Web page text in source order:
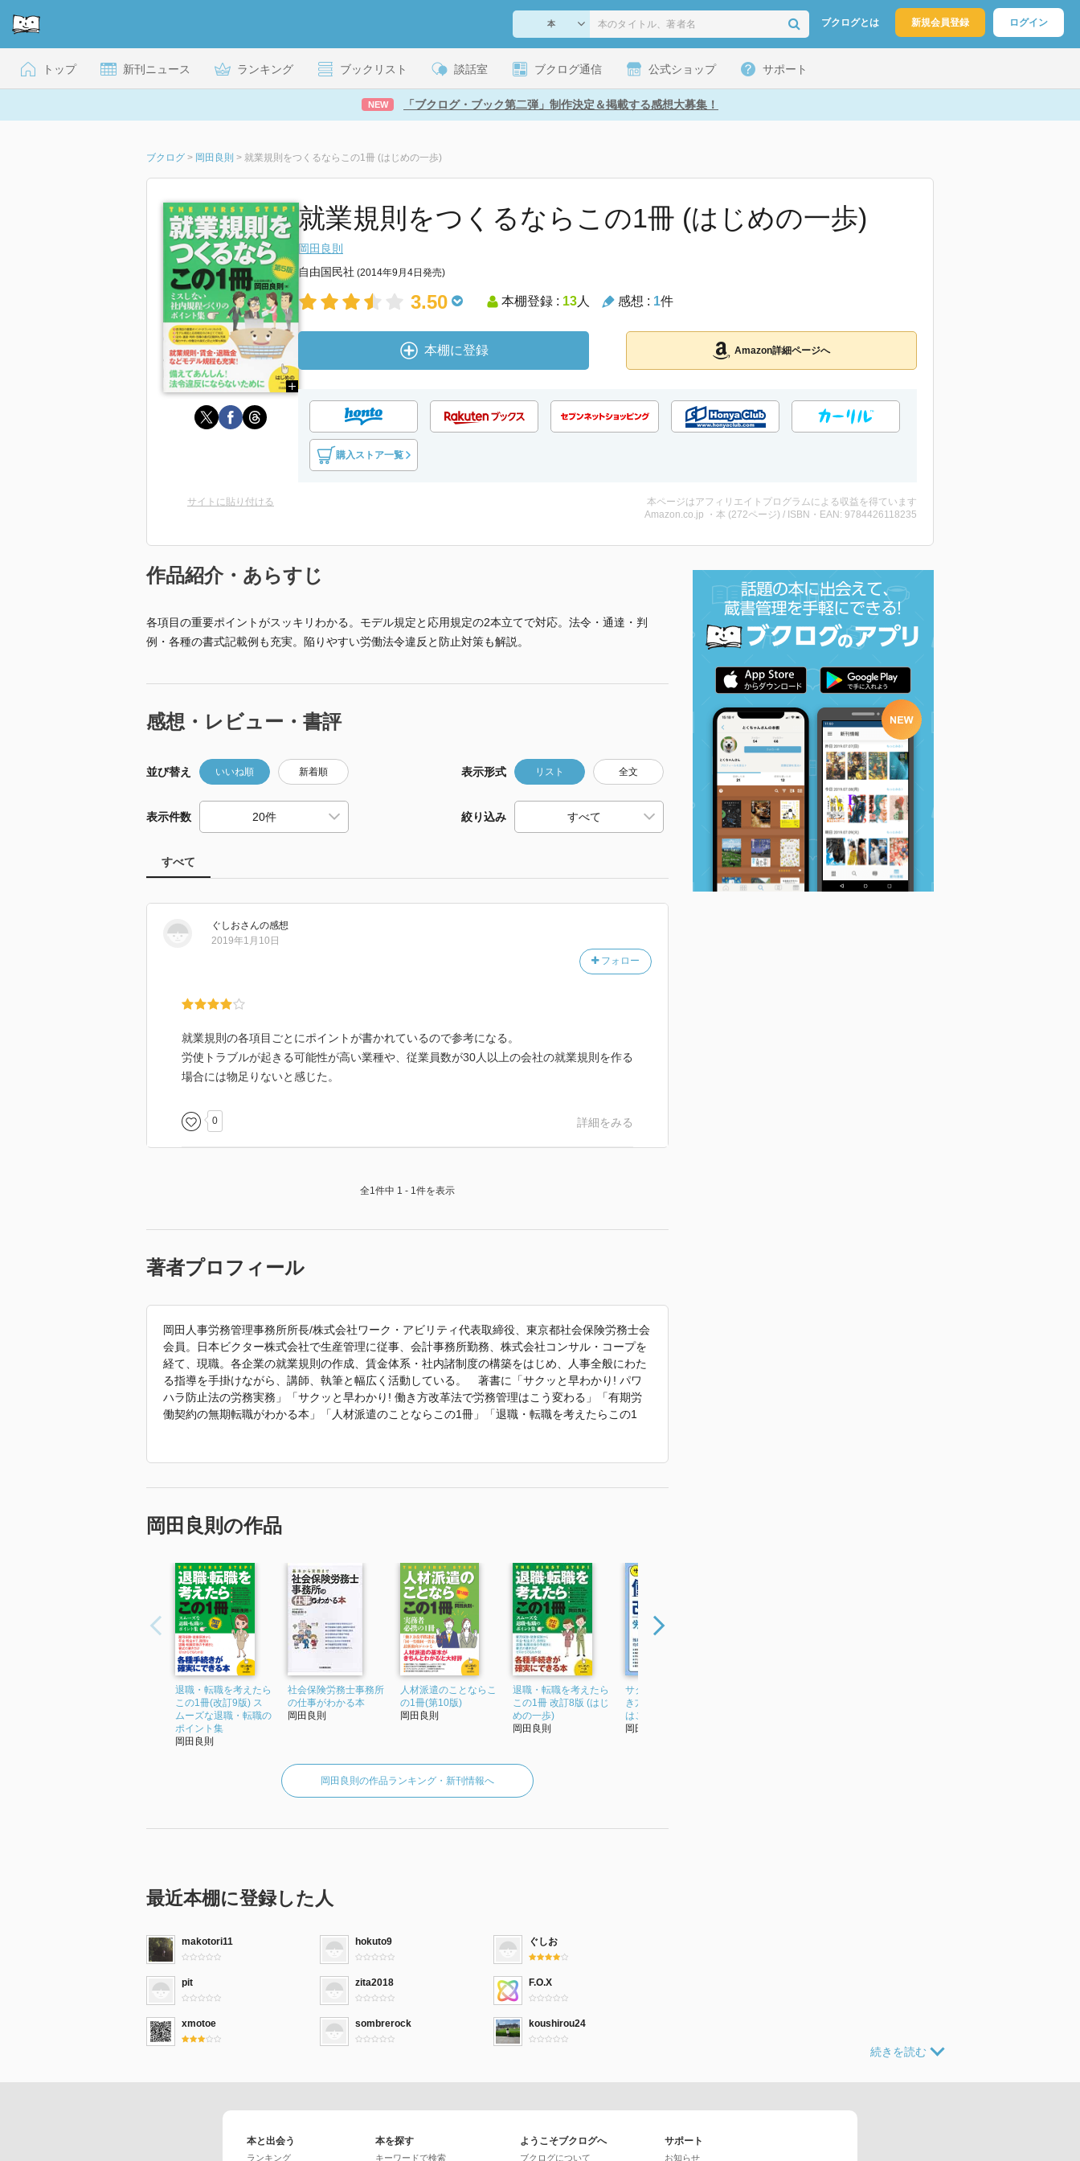
ブクログとは 新規会員登録 ログイン
トップ 新刊ニュース ランキング ブックリスト 談話室 ブクログ通信 公式ショップ サポート
NEW 「ブクログ・ブック第二弾」制作決定＆掲載する感想大募集！
ブクログ > 岡田良則 > 就業規則をつくるならこの1冊 (はじめの一歩)
就業規則をつくるならこの1冊 (はじめの一歩)
岡田良則
自由国民社 (2014年9月4日発売)
3.50 本棚登録 : 13人 感想 : 1件
本棚に登録 Amazon詳細ページへ
購入ストア一覧
サイトに貼り付ける
本ページはアフィリエイトプログラムによる収益を得ています
Amazon.co.jp ・本 (272ページ) / ISBN・EAN: 9784426118235
作品紹介・あらすじ
各項目の重要ポイントがスッキリわかる。モデル規定と応用規定の2本立てで対応。法令・通達・判
例・各種の書式記載例も充実。陥りやすい労働法令違反と防止対策も解説。
感想・レビュー・書評
並び替え いいね順 新着順 表示形式 リスト 全文
表示件数 絞り込み
すべて
ぐしおさんの感想
フォロー
2019年1月10日
就業規則の各項目ごとにポイントが書かれているので参考になる。
労使トラブルが起きる可能性が高い業種や、従業員数が30人以上の会社の就業規則を作る
場合には物足りないと感じた。
0 詳細をみる
全1件中 1 - 1件を表示
著者プロフィール
岡田人事労務管理事務所所長/株式会社ワーク・アビリティ代表取締役、東京都社会保険労務士会
会員。日本ビクター株式会社で生産管理に従事、会計事務所勤務、株式会社コンサル・コープを
経て、現職。各企業の就業規則の作成、賃金体系・社内諸制度の構築をはじめ、人事全般にわた
る指導を手掛けながら、講師、執筆と幅広く活動している。 著書に「サクッと早わかり! パワ
ハラ防止法の労務実務」「サクッと早わかり! 働き方改革法で労務管理はこう変わる」「有期労
働契約の無期転職がわかる本」「人材派遣のことならこの1冊」「退職・転職を考えたらこの1
タディ労働基準法」(共著、第一法規)などがある。
す。」
岡田良則の作品
退職・転職を考えたら
この1冊(改訂9版) ス
ムーズな退職・転職の
ポイント集
岡田良則
社会保険労務士事務所
の仕事がわかる本
岡田良則
人材派遣のことならこ
の1冊(第10版)
岡田良則
退職・転職を考えたら
この1冊 改訂8版 (はじ
めの一歩)
岡田良則
サクッと早わかり! 働
き方改革法で労務管理
はこう変わる
岡田良則
岡田良則の作品ランキング・新刊情報へ
最近本棚に登録した人
makotori11 hokuto9 ぐしお
pit zita2018 F.O.X
xmotoe sombrerock koushirou24
本と出会う
ランキング
本を探す
キーワードで検索
ようこそブクログへ
ブクログについて
サポート
お知らせ